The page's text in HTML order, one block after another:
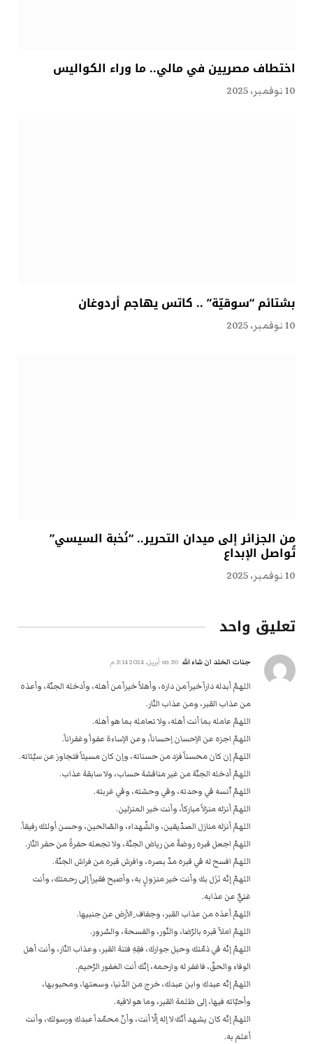
اختطاف مصريين في مالي.. ما وراء الكواليس
10 نوفمبر، 2025
بشتائم “سوقيّة” .. كاتس يهاجم أردوغان
10 نوفمبر، 2025
من الجزائر إلى ميدان التحرير.. “نُخبة السيسي”
تُواصل الإبداع
10 نوفمبر، 2025
تعليق واحد
جنات الخلد ان شاء الله 30 أبريل، 2024 3:14 م
اللهمّ أبدله داراً خيراً من داره، وأهلاً خيراً من أهله، وأدخله الجنّة، وأعذه
من عذاب القبر، ومن عذاب النّار.
اللهمّ عامله بما أنت أهله، ولا تعامله بما هو أهله.
اللهمّ اجزه عن الإحسان إحساناً، وعن الإساءة عفواً وغفراناً.
اللهمّ إن كان محسناً فزد من حسناته، وإن كان مسيئاً فتجاوز عن سيّئاته.
اللهمّ أدخله الجنّة من غير مناقشة حساب، ولا سابقة عذاب.
اللهمّ اّنسه في وحدته، وفي وحشته، وفي غربته.
اللهمّ أنزله منزلاً مباركاً، وأنت خير المنزلين.
اللهمّ أنزله منازل الصدّيقين، والشّهداء، والصّالحين، وحسن أولئك رفيقاً.
اللهمّ اجعل قبره روضةً من رياض الجنّة، ولا تجعله حفرةً من حفر النّار.
اللهمّ افسح له في قبره مدّ بصره، وافرش قبره من فراش الجنّة.
اللهمّ إنّه نَزَل بك وأنت خير منزولٍ به، وأصبح فقيراً إلى رحمتك، وأنت
غنيٌّ عن عذابه.
اللهمّ أعذه من عذاب القبر، وجفاف ِالأرض عن جنبيها.
اللهمّ املأ قبره بالرّضا، والنّور، والفسحة، والسّرور.
اللهمّ إنّه في ذمّتك وحبل جوارك، فقِهِ فتنة القبر، وعذاب النّار، وأنت أهل
الوفاء والحقّ، فاغفر له وارحمه، إنّك أنت الغفور الرّحيم.
اللهمّ إنّه عبدك وابن عبدك، خرج من الدّنيا، وسعتها، ومحبوبها،
وأحبّائه فيها، إلى ظلمة القبر، وما هو لاقيه.
اللهمّ إنّه كان يشهد أنّك لا إله إلّا أنت، وأنّ محمّداً عبدك ورسولك، وأنت
أعلم به.